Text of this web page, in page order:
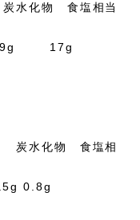
水化物 食塩相当
17g
水化物 食塩相
0.8g